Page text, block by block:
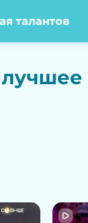
талантов
лучшее